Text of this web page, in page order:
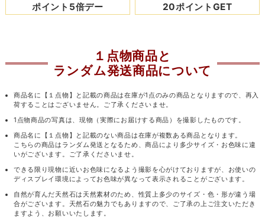
ポイント5倍デー
20ポイントGET
１点物商品と
ランダム発送商品について
商品名に【１点物】と記載の商品は在庫が1点のみの商品となりますので、再入
荷することはございません。ご了承くださいませ。
1点物商品の写真は、現物（実際にお届けする商品）を撮影したものです。
商品名に【１点物】と記載のない商品は在庫が複数ある商品となります。
こちらの商品はランダム発送となるため、商品により多少サイズ・お色味に違
いがございます。ご了承くださいませ。
できる限り現物に近いお色味になるよう撮影を心がけておりますが、お使いの
ディスプレイ環境によってお色味が異なって表示されることがございます。
自然が育んだ天然石は天然素材のため、性質上多少のサイズ・色・形が違う場
合がございます。天然石の魅力でもありますので、ご了承の上ご注文いただき
ますよう、お願いいたします。